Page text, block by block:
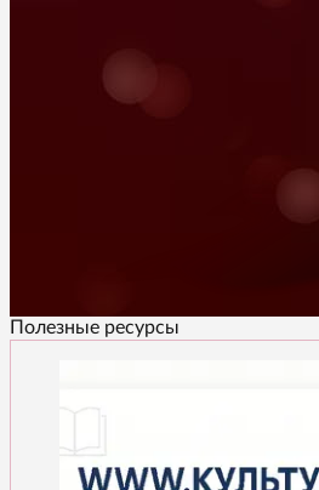
Полезные ресурсы